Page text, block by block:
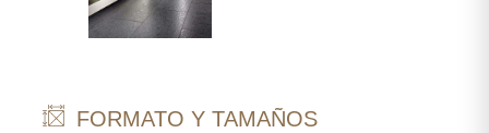
FORMATO Y TAMAÑOS